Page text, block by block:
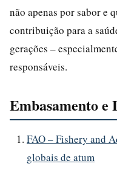
não apenas por sabor e
contribuição para a
gerações –
responsáveis.
Embasamento e
FAO – Fishery and
globais de atum